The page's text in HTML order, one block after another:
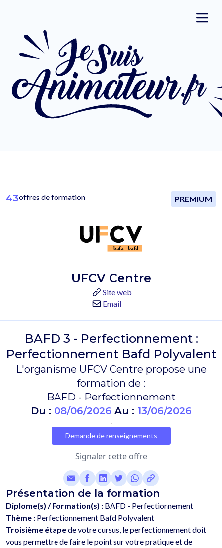
43offres de formation PREMIUM
UFCV Centre
Site web
Email
BAFD 3 - Perfectionnement :
Perfectionnement Bafd Polyvalent
L'organisme UFCV Centre propose une
formation de :
BAFD - Perfectionnement
Du : 08/06/2026 Au : 13/06/2026
.
Demande de renseignements
Signaler cette offre
Présentation de la formation
Diplome(s) / Formation(s) : BAFD - Perfectionnement
Thème : Perfectionnement Bafd Polyvalent
Troisième étape de votre cursus, le perfectionnement doit
vous permettre de faire le point sur votre pratique et de